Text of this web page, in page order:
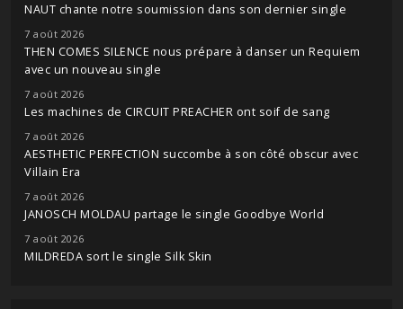
NAUT chante notre soumission dans son dernier single
7 août 2026
THEN COMES SILENCE nous prépare à danser un Requiem
avec un nouveau single
7 août 2026
Les machines de CIRCUIT PREACHER ont soif de sang
7 août 2026
AESTHETIC PERFECTION succombe à son côté obscur avec
Villain Era
7 août 2026
JANOSCH MOLDAU partage le single Goodbye World
7 août 2026
MILDREDA sort le single Silk Skin